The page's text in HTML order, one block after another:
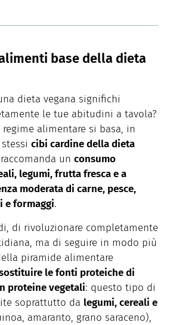
base della dieta
dieta vegana significhi
le tue abitudini a tavola?
alimentare si basa, in
cibi cardine della dieta
un consumo
legumi, frutta fresca e a
moderata di carne, pesce,
e formaggi.
di rivoluzionare completamente
ma di seguire in modo più
piramide alimentare
le fonti proteiche di
proteine vegetali: questo tipo di
soprattutto da legumi, cereali e
amaranto, grano saraceno),